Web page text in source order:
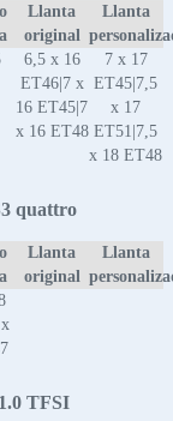
Llanta
original
Llanta
6,5 x 16
ET46|7 x
16 ET45|7
x 16 ET48
7 x 17
ET45|7,5
x 17
ET51|7,5
x 18 ET48
quattro
Llanta
original
Llanta
TFSI